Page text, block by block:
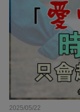
2025/05/22